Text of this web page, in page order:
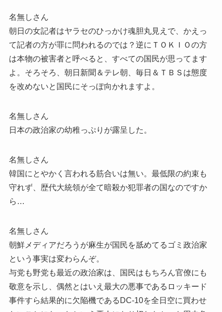
名無しさん
朝日の女記者はヤラセのひっかけ魂胆丸見えで、かえっ
て記者の方が罪に問われるのでは？逆にＴＯＫＩＯの方
は本物の被害者と呼べると、すべての国民が思ってます
よ。そろそろ、朝日新聞＆テレ朝、毎日＆ＴＢＳは態度
を改めないと国民にそっぽ向かれますよ。
名無しさん
日本の政治家の幼稚っぷりが露呈した。
名無しさん
韓国にとやかく言われる筋合いは無い。最低限の約束も
守れず、歴代大統領が全て暗殺か犯罪者の国なのですか
ら…
名無しさん
朝鮮メディアだろうが麻生が国民を舐めてるゴミ政治家
という事実は変わらんぞ。
与党も野党も最近の政治家は、国民はもちろん官僚にも
敬意を示し、偶然とはいえ最大の悪事であるロッキード
事件すら結果的に欠陥機であるDC-10を全日空に買わせ